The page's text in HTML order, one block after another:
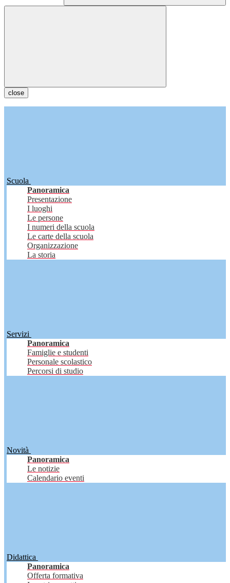
close
Scuola
Panoramica
Presentazione
I luoghi
Le persone
I numeri della scuola
Le carte della scuola
Organizzazione
La storia
Servizi
Panoramica
Famiglie e studenti
Personale scolastico
Percorsi di studio
Novità
Panoramica
Le notizie
Calendario eventi
Didattica
Panoramica
Offerta formativa